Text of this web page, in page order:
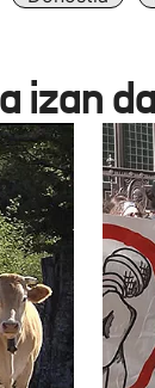
izan